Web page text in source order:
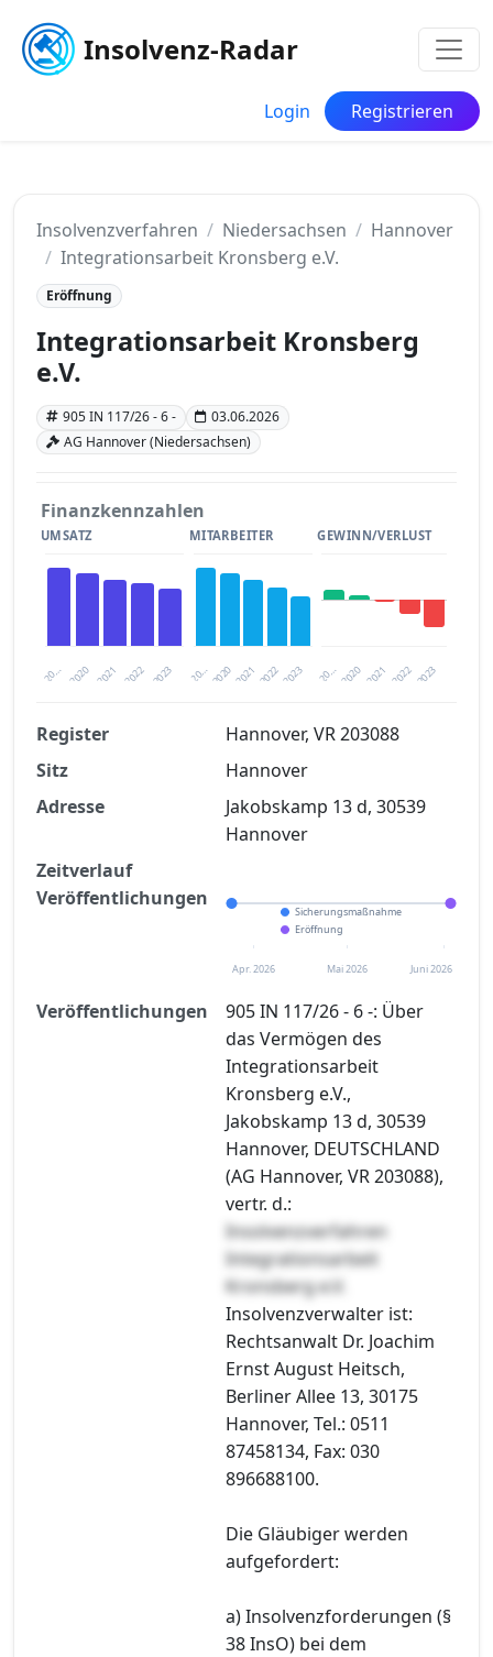
Insolvenz-Radar
Login Registrieren
Insolvenzverfahren Niedersachsen
Hannover
Integrationsarbeit Kronsberg e.V.
Eröffnung
Integrationsarbeit Kronsberg
e.V.
905 IN 117/26 - 6 -
03.06.2026
AG Hannover (Niedersachsen)
Finanzkennzahlen
UMSATZ
20… 2021 2023
2020 2022
MITARBEITER
20… 2021 2023
2020 2022
GEWINN/VERLUST
20… 2021 2023
2020 2022
Finanzkennzahlen nach kostenloser
Registrierung verfügbar
Jetzt kostenlos registrieren
Register
Hannover, VR 203088
Sitz
Hannover
Adresse
Jakobskamp 13 d, 30539
Hannover
Zeitverlauf
Veröffentlichungen
Sicherungsmaßnahme
Eröffnung
Apr. 2026 Mai 2026 Juni 2026
Veröffentlichungen
905 IN 117/26 - 6 -: Über
das Vermögen des
Integrationsarbeit
Kronsberg e.V.,
Jakobskamp 13 d, 30539
Hannover, DEUTSCHLAND
(AG Hannover, VR 203088),
vertr. d.:
Insolvenzverfahren
Integrationsarbeit
Kronsberg e.V.
Insolvenzverwalter ist:
Rechtsanwalt Dr. Joachim
Ernst August Heitsch,
Berliner Allee 13, 30175
Hannover, Tel.: 0511
87458134, Fax: 030
896688100.
Die Gläubiger werden
aufgefordert:
a) Insolvenzforderungen (§
38 InsO) bei dem